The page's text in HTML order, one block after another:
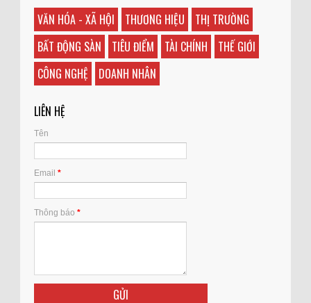
VĂN HÓA - XÃ HỘI THƯƠNG HIỆU
THỊ TRƯỜNG
BẤT ĐỘNG SÀN
TIÊU ĐIỂM TÀI CHÍNH
THẾ GIỚI
CÔNG NGHỆ
DOANH NHÂN
LIÊN HỆ
Tên
Email *
Thông báo *